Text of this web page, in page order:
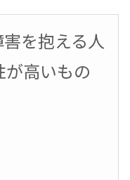
を抱える人
高いもの